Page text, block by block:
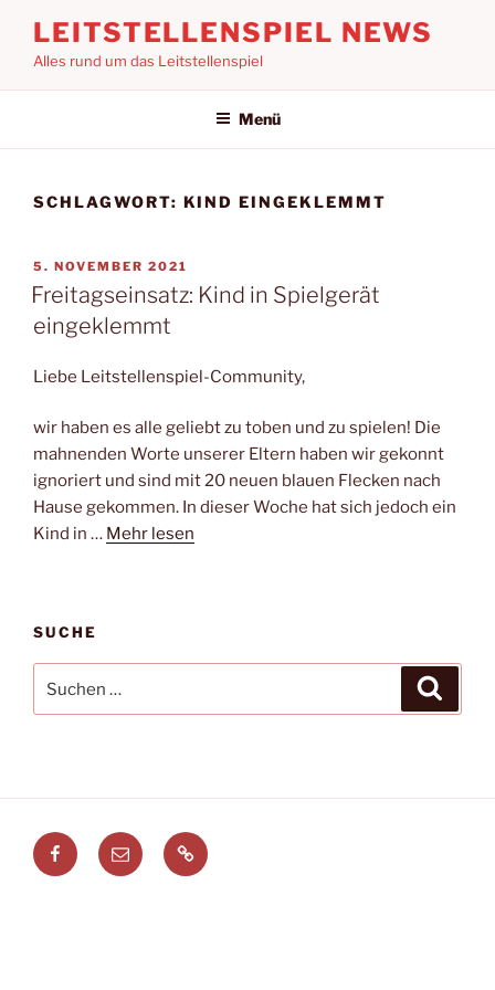
Inhalt
springen
LEITSTELLENSPIEL NEWS
Alles rund um das Leitstellenspiel
Menü
SCHLAGWORT: KIND EINGEKLEMMT
VERÖFFENTLICHT
AM
5. NOVEMBER 2021
Freitagseinsatz: Kind in Spielgerät
eingeklemmt
Liebe Leitstellenspiel-Community,
wir haben es alle geliebt zu toben und zu spielen! Die
mahnenden Worte unserer Eltern haben wir gekonnt
ignoriert und sind mit 20 neuen blauen Flecken nach
Hause gekommen. In dieser Woche hat sich jedoch ein
Kind in … Mehr lesen
SUCHE
nach:
Facebook
E-
Mail
Leitstellenspiel.de